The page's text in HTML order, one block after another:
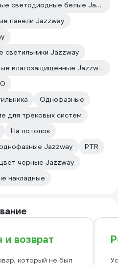
Светильники встраиваемые светодиодные белые Jazzway
панели Jazzway
Jazzway
Светильники светодиодные влагозащищенные Jazzway
Однофазные
для трековых систем
На потолок
Jazzway
PTR
черные Jazzway
накладные
возврат
который не был